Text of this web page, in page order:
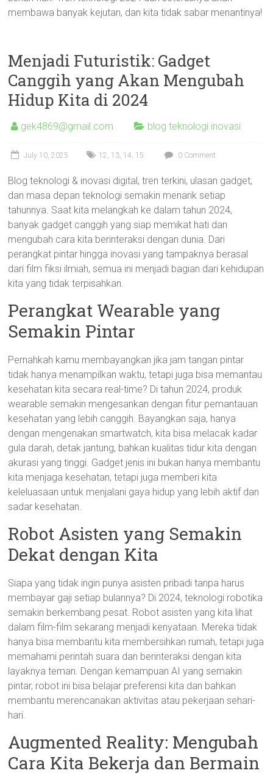
membawa banyak kejutan, dan kita tidak sabar menantinya!
Menjadi Futuristik: Gadget
Canggih yang Akan Mengubah
Hidup Kita di 2024
gek4869@gmail.com blog teknologi inovasi
July 10, 2025 12 , 13, 14, 15 0 Comment
Blog teknologi & inovasi digital, tren terkini, ulasan gadget,
dan masa depan teknologi semakin menarik setiap
tahunnya. Saat kita melangkah ke dalam tahun 2024,
banyak gadget canggih yang siap memikat hati dan
mengubah cara kita berinteraksi dengan dunia. Dari
perangkat pintar hingga inovasi yang tampaknya berasal
dari film fiksi ilmiah, semua ini menjadi bagian dari kehidupan
kita yang tidak terpisahkan.
Perangkat Wearable yang
Semakin Pintar
Pernahkah kamu membayangkan jika jam tangan pintar
tidak hanya menampilkan waktu, tetapi juga bisa memantau
kesehatan kita secara real-time? Di tahun 2024, produk
wearable semakin mengesankan dengan fitur pemantauan
kesehatan yang lebih canggih. Bayangkan saja, hanya
dengan mengenakan smartwatch, kita bisa melacak kadar
gula darah, detak jantung, bahkan kualitas tidur kita dengan
akurasi yang tinggi. Gadget jenis ini bukan hanya membantu
kita menjaga kesehatan, tetapi juga memberi kita
keleluasaan untuk menjalani gaya hidup yang lebih aktif dan
sadar kesehatan.
Robot Asisten yang Semakin
Dekat dengan Kita
Siapa yang tidak ingin punya asisten pribadi tanpa harus
membayar gaji setiap bulannya? Di 2024, teknologi robotika
semakin berkembang pesat. Robot asisten yang kita lihat
dalam film-film sekarang menjadi kenyataan. Mereka tidak
hanya bisa membantu kita membersihkan rumah, tetapi juga
memahami perintah suara dan berinteraksi dengan kita
layaknya teman. Dengan kemampuan AI yang semakin
pintar, robot ini bisa belajar preferensi kita dan bahkan
membantu merencanakan aktivitas atau pekerjaan sehari-
hari.
Augmented Reality: Mengubah
Cara Kita Bekerja dan Bermain